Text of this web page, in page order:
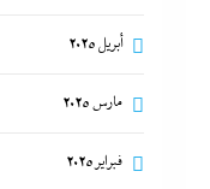
أبريل 2025
مارس 2025
فبراير 2025